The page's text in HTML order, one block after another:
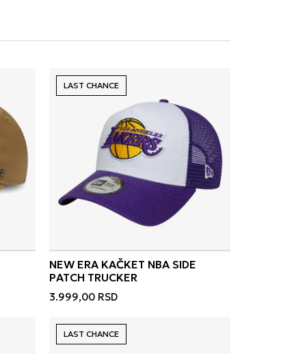
LAST CHANCE
NEW ERA KAČKET NBA SIDE
PATCH TRUCKER
3.999,00 RSD
LAST CHANCE